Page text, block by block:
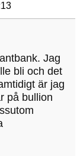
Jag
bli och det
är jag
på bullion